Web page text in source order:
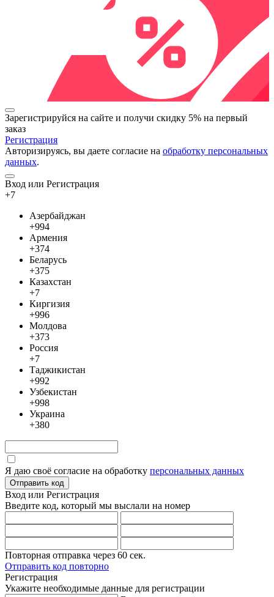
Зарегистрируйся на сайте и получи скидку 5% на первый
заказ
Регистрация
Авторизируясь, вы даете согласие на обработку персональных
данных.
Вход или Регистрация
+7
Азербайджан
+994
Армения
+374
Беларусь
+375
Казахстан
+7
Киргизия
+996
Молдова
+373
Россия
+7
Таджикистан
+992
Узбекистан
+998
Украина
+380
Я даю своё согласие на обработку персональных данных
Отправить код
Вход или Регистрация
Введите код, который мы выслали на номер
Повторная отправка через 60 сек.
Отправить код повторно
Регистрация
Укажите необходимые данные для регистрации